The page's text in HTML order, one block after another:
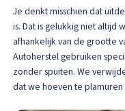
Je denkt misschien dat
is. Dat is gelukkig niet altijd
afhankelijk van de grootte
Autoherstel gebruiken
zonder spuiten. We
dat we hoeven te plamuren